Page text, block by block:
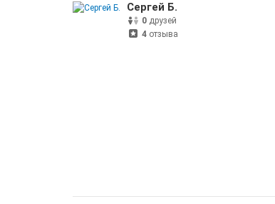
Сергей Б.
0 друзей
4 отзыва